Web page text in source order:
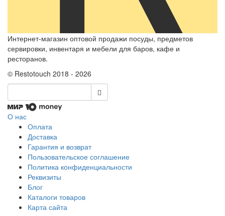
Интернет-магазин оптовой продажи посуды, предметов
сервировки, инвентаря и мебели для баров, кафе и
ресторанов.
© Restotouch 2018 - 2026
О нас
Оплата
Доставка
Гарантия и возврат
Пользовательское соглашение
Политика конфиденциальности
Реквизиты
Блог
Каталоги товаров
Карта сайта